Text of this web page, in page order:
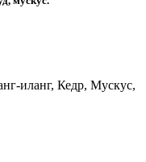
иланг, Кедр, Мускус,